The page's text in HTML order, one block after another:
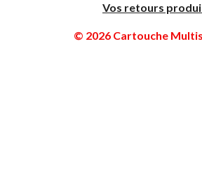
Vos retours
© 2026 Cartouche